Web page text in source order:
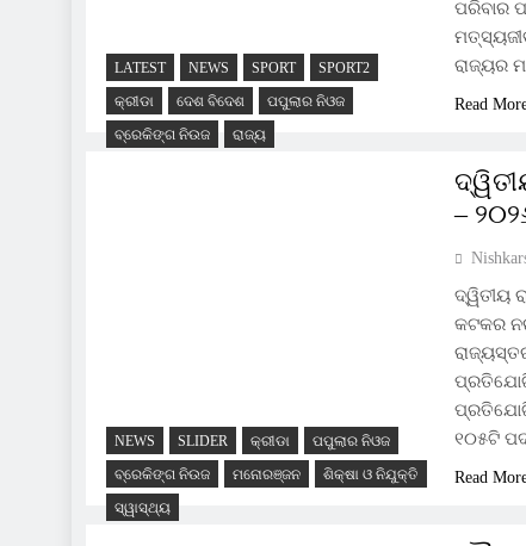
ପରିବାର
ରାଜ୍ୟର
Read
LATEST NEWS SPORT
SPORT2
କ୍ରୀଡା
ଦେଶ ବିଦେଶ
ପପୁଲାର ନିଓଜ
ବ୍ରେକିଙ୍ଗ ନିଉଜ
ରାଜ୍ୟ
–
ଦ୍ୱିତୀୟ
କଟକର
୧୦୫ଟି
Read
NEWS SLIDER କ୍ରୀଡା
ପପୁଲାର ନିଓଜ
ବ୍ରେକିଙ୍ଗ ନିଉଜ
ମନୋରଞ୍ଜନ
ଶିକ୍ଷା ଓ ନିଯୁକ୍ତି
ସ୍ୱାସ୍ଥ୍ୟ